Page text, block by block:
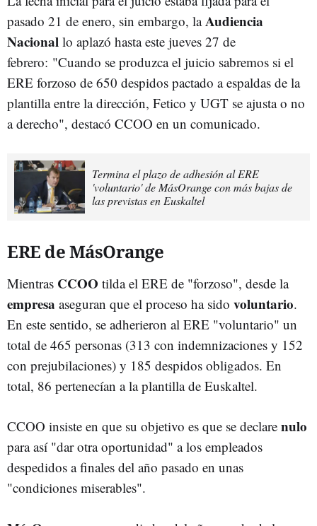
pasado 21 de enero, sin embargo, laAudiencia
Nacional lo aplazó hasta este jueves 27 de
febrero: "Cuando se produzca el juicio sabremos si el
ERE forzoso de 650 despidos pactado a espaldas de la
plantilla entre la dirección, Fetico y UGT se ajusta o no
a derecho", destacó CCOO en un comunicado.
Termina el plazo de adhesión al ERE
'voluntario' de MásOrange con más bajas de
las previstas en Euskaltel
ERE de MásOrange
Mientras CCOO tilda el ERE de "forzoso", desde la
empresa aseguran que el proceso ha sido voluntario.
En este sentido, se adherieron al ERE "voluntario" un
total de 465 personas (313 con indemnizaciones y 152
con prejubilaciones) y 185 despidos obligados. En
total, 86 pertenecían a la plantilla de Euskaltel.
CCOO insiste en que su objetivo es que se declare nulo
para así "dar otra oportunidad" a los empleados
despedidos a finales del año pasado en unas
"condiciones miserables".